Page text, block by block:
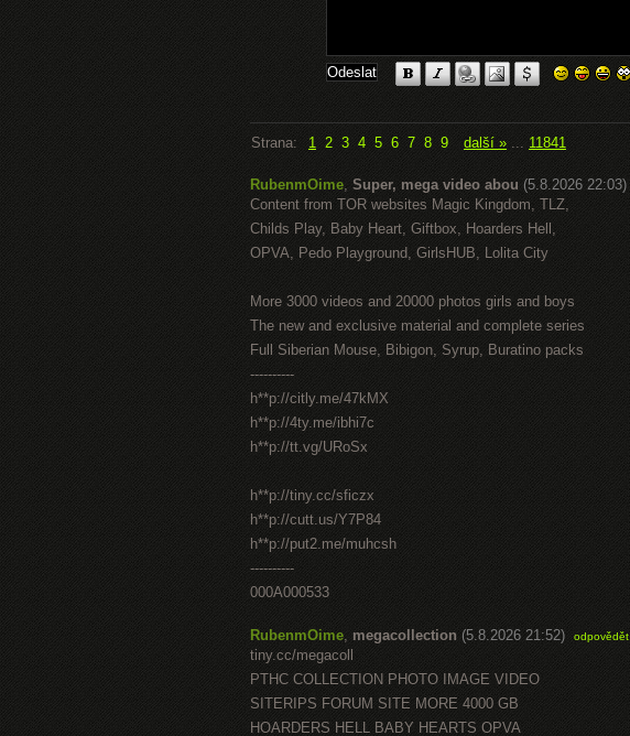
Strana: 1 2 3 4 5 6 7 8 9 další » ... 11841
RubenmOime, Super, mega video abou (5.8.2026 22:03)
Content from TOR websites Magic Kingdom, TLZ,
Childs Play, Baby Heart, Giftbox, Hoarders Hell,
OPVA, Pedo Playground, GirlsHUB, Lolita City
More 3000 videos and 20000 photos girls and boys
The new and exclusive material and complete series
Full Siberian Mouse, Bibigon, Syrup, Buratino packs
----------
h**p://citly.me/47kMX
h**p://4ty.me/ibhi7c
h**p://tt.vg/URoSx
h**p://tiny.cc/sficzx
h**p://cutt.us/Y7P84
h**p://put2.me/muhcsh
----------
000A000533
RubenmOime, megacollection (5.8.2026 21:52) odpovědět
tiny.cc/megacoll
PTHC COLLECTION PHOTO IMAGE VIDEO
SITERIPS FORUM SITE MORE 4000 GB
HOARDERS HELL BABY HEARTS OPVA